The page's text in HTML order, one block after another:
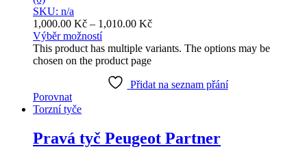
SKU: n/a
1,000.00 Kč – 1,010.00 Kč
Výběr možností
This product has multiple variants. The options may be
chosen on the product page
Přidat na seznam přání
Porovnat
Torzní tyče
Pravá tyč Peugeot Partner